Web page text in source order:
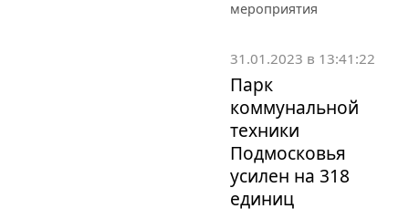
мероприятия
31.01.2023 в 13:41:22
Парк
коммунальной
техники
Подмосковья
усилен на 318
единиц